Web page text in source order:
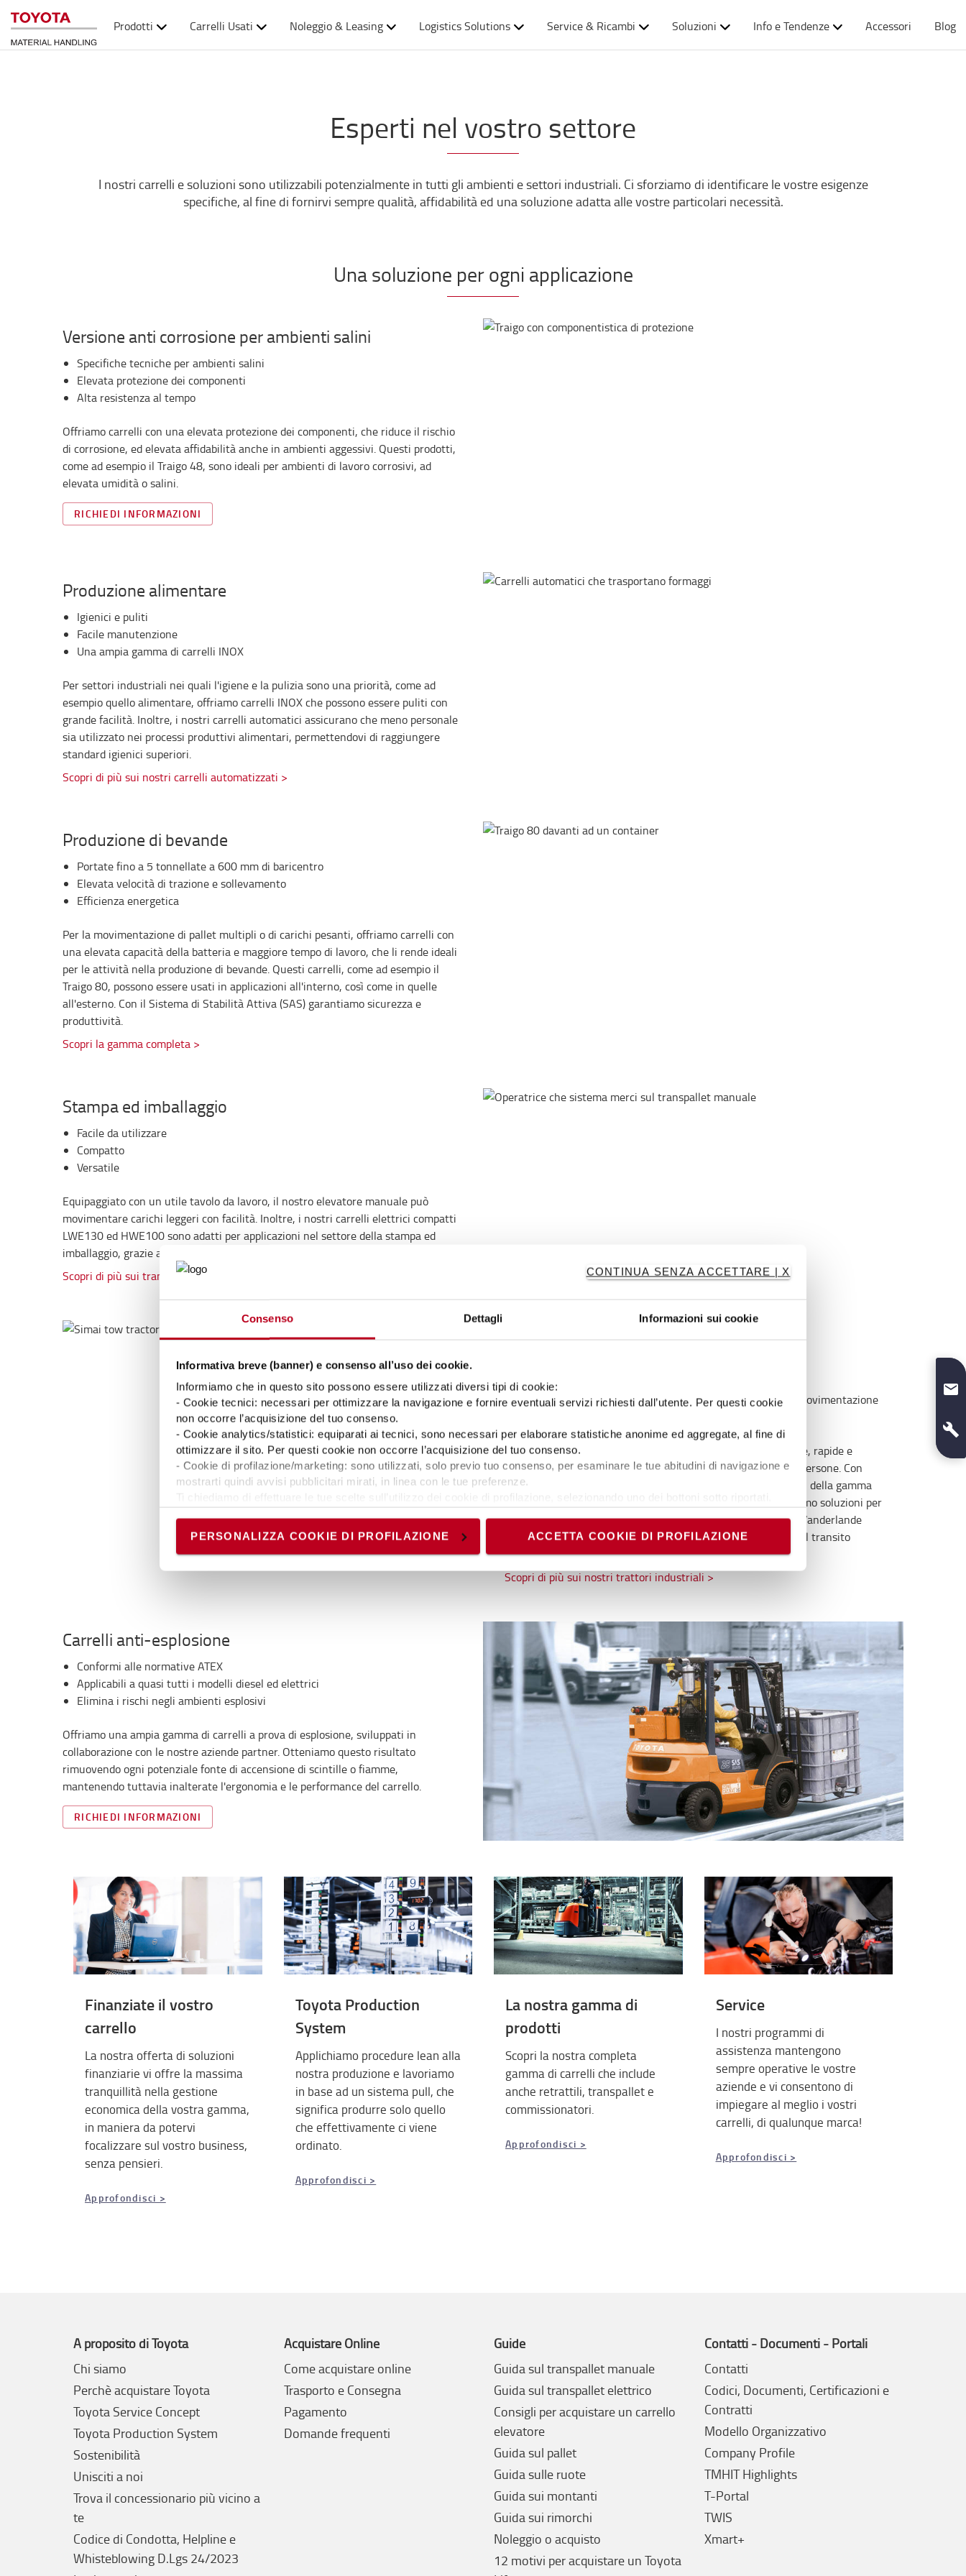
CONTINUA SENZA ACCETTARE | X
Consenso Dettagli Informazioni sui cookie
Informativa breve (banner) e consenso all’uso dei cookie.
Informiamo che in questo sito possono essere utilizzati diversi tipi di cookie:
- Cookie tecnici: necessari per ottimizzare la navigazione e fornire eventuali servizi richiesti dall’utente. Per questi cookie
non occorre l’acquisizione del tuo consenso.
- Cookie analytics/statistici: equiparati ai tecnici, sono necessari per elaborare statistiche anonime ed aggregate, al fine di
ottimizzare il sito. Per questi cookie non occorre l’acquisizione del tuo consenso.
- Cookie di profilazione/marketing: sono utilizzati, solo previo tuo consenso, per esaminare le tue abitudini di navigazione e
mostrarti quindi avvisi pubblicitari mirati, in linea con le tue preferenze.
Ti chiediamo di effettuare le tue scelte sull’utilizzo dei cookie di profilazione, selezionando uno dei bottoni sotto riportati.
permanere dei soli cookie tecnici ed analytics, per i quali non occorre il tuo consenso. Potrai comunque modificare le tue
scelte in qualsiasi momento, accedendo al link presente nel footer.
PERSONALIZZA COOKIE DI PROFILAZIONE ACCETTA COOKIE DI PROFILAZIONE
Prodotti Carrelli Usati Noleggio & Leasing Logistics Solutions Service & Ricambi Soluzioni Info e Tendenze Accessori Blog
Esperti nel vostro settore
I nostri carrelli e soluzioni sono utilizzabili potenzialmente in tutti gli ambienti e settori industriali. Ci sforziamo di identificare le vostre esigenze
specifiche, al fine di fornirvi sempre qualità, affidabilità ed una soluzione adatta alle vostre particolari necessità.
Una soluzione per ogni applicazione
Versione anti corrosione per ambienti salini
Specifiche tecniche per ambienti salini
Elevata protezione dei componenti
Alta resistenza al tempo
Offriamo carrelli con una elevata protezione dei componenti, che riduce il rischio
di corrosione, ed elevata affidabilità anche in ambienti aggessivi. Questi prodotti,
come ad esempio il Traigo 48, sono ideali per ambienti di lavoro corrosivi, ad
elevata umidità o salini.
RICHIEDI INFORMAZIONI
Produzione alimentare
Igienici e puliti
Facile manutenzione
Una ampia gamma di carrelli INOX
Per settori industriali nei quali l'igiene e la pulizia sono una priorità, come ad
esempio quello alimentare, offriamo carrelli INOX che possono essere puliti con
grande facilità. Inoltre, i nostri carrelli automatici assicurano che meno personale
sia utilizzato nei processi produttivi alimentari, permettendovi di raggiungere
standard igienici superiori.
Scopri di più sui nostri carrelli automatizzati >
Produzione di bevande
Portate fino a 5 tonnellate a 600 mm di baricentro
Elevata velocità di trazione e sollevamento
Efficienza energetica
Per la movimentazione di pallet multipli o di carichi pesanti, offriamo carrelli con
una elevata capacità della batteria e maggiore tempo di lavoro, che li rende ideali
per le attività nella produzione di bevande. Questi carrelli, come ad esempio il
Traigo 80, possono essere usati in applicazioni all'interno, così come in quelle
all'esterno. Con il Sistema di Stabilità Attiva (SAS) garantiamo sicurezza e
produttività.
Scopri la gamma completa >
Stampa ed imballaggio
Facile da utilizzare
Compatto
Versatile
Equipaggiato con un utile tavolo da lavoro, il nostro elevatore manuale può
movimentare carichi leggeri con facilità. Inoltre, i nostri carrelli elettrici compatti
LWE130 ed HWE100 sono adatti per applicazioni nel settore della stampa ed
imballaggio, grazie alla loro maneggevolezza.
Scopri di più sui transpallet elettrici >
Aeroporti
Movimentazione veloce ed efficienze con carreli elevatori
Soluzioni integrate completamente automatizzate per la movimentazione
La nostra ampia gamma permette le quotidiane attività, fluide, rapide e
flessibili di movimentazione di bagagli, merci, attrezzature o persone. Con
modelli maneggevoli come il TWE, i trattori per carichi pesanti della gamma
Simai e i nostri carrelli controbilanciati Traigo e Tonero, offriamo soluzioni per
il flusso continuo di merci in aeroporto. La nostra consociata Vanderlande
offre automazione dei processi logistici a valore aggiunto per il transito
regolare di passeggeri e bagagli.
Scopri di più sui nostri trattori industriali >
Carrelli anti-esplosione
Conformi alle normative ATEX
Applicabili a quasi tutti i modelli diesel ed elettrici
Elimina i rischi negli ambienti esplosivi
Offriamo una ampia gamma di carrelli a prova di esplosione, sviluppati in
collaborazione con le nostre aziende partner. Otteniamo questo risultato
rimuovendo ogni potenziale fonte di accensione di scintille o fiamme,
mantenendo tuttavia inalterate l'ergonomia e le performance del carrello.
RICHIEDI INFORMAZIONI
Finanziate il vostro
carrello
La nostra offerta di soluzioni
finanziarie vi offre la massima
tranquillità nella gestione
economica della vostra gamma,
in maniera da potervi
focalizzare sul vostro business,
senza pensieri.
Approfondisci >
Toyota Production
System
Applichiamo procedure lean alla
nostra produzione e lavoriamo
in base ad un sistema pull, che
significa produrre solo quello
che effettivamente ci viene
ordinato.
Approfondisci >
La nostra gamma di
prodotti
Scopri la nostra completa
gamma di carrelli che include
anche retrattili, transpallet e
commissionatori.
Approfondisci >
Service
I nostri programmi di
assistenza mantengono
sempre operative le vostre
aziende e vi consentono di
impiegare al meglio i vostri
carrelli, di qualunque marca!
Approfondisci >
A proposito di Toyota
Chi siamo
Perchè acquistare Toyota
Toyota Service Concept
Toyota Production System
Sostenibilità
Unisciti a noi
Trova il concessionario più vicino a
te
Codice di Condotta, Helpline e
Whisteblowing D.Lgs 24/2023
Acquistare Online
Come acquistare online
Trasporto e Consegna
Pagamento
Domande frequenti
Guide
Guida sul transpallet manuale
Guida sul transpallet elettrico
Consigli per acquistare un carrello
elevatore
Guida sul pallet
Guida sulle ruote
Guida sui montanti
Guida sui rimorchi
Noleggio o acquisto
12 motivi per acquistare un Toyota
Contatti - Documenti - Portali
Contatti
Codici, Documenti, Certificazioni e
Contratti
Modello Organizzativo
Company Profile
TMHIT Highlights
T-Portal
TWIS
Xmart+